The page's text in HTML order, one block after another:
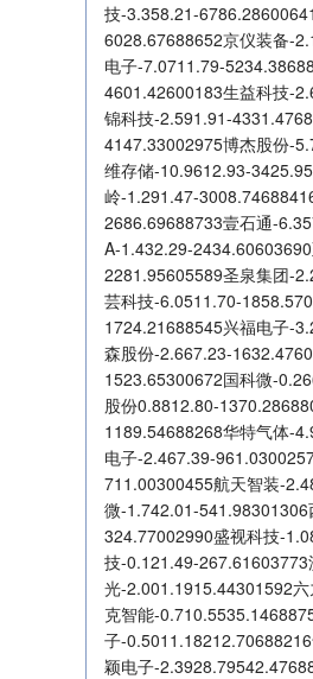
技-3.358.21-
6028.67688652京仪装备-
电子-7.0711.79-
4601.42600183生益科技-
锦科技-2.591.91-
4147.33002975博杰股份-
维存储-10.9612.93-
岭-1.291.47-
2686.69688733壹石通-
A-1.432.29-
2281.95605589圣泉集团-
芸科技-6.0511.70-
1724.21688545兴福电子-
森股份-2.667.23-
1523.65300672国科微-
股份0.8812.80-
1189.54688268华特气体-
电子-2.467.39-
711.00300455航天智装-
微-1.742.01-
324.77002990盛视科技-
技-0.121.49-
光-2.001.1915.44301592
克智能-
子-
颖电子-